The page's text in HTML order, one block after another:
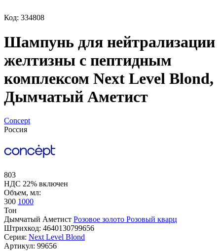
Код: 334808
Шампунь для нейтрализации
желтизны с пептидным
комплексом Next Level Blond,
Дымчатый Аметист
Concept
Россия
803
НДС 22% включен
Объем, мл:
300 1000
Тон
Дымчатый Аметист Розовое золото Розовый кварц
Штрихкод: 4640130799656
Серия: Next Level Blond
Артикул: 99656